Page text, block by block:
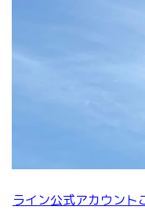
ライン公式アカウント